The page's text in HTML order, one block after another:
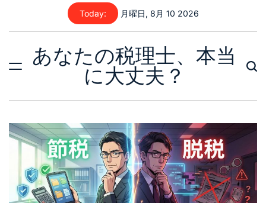
content
Today: 月曜日, 8月 10 2026
あなたの税理士、本当
に大丈夫？